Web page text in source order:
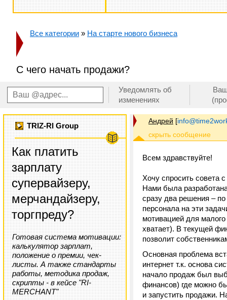
Все категории » На старте нового бизнеса
С чего начать продажи?
Уведомлять об
изменениях
TRIZ-RI Group
Как платить
зарплату
супервайзеру,
мерчандайзеру,
торгпреду?
Готовая система мотивации:
калькулятор зарплат,
положение о премии, чек-
листы. А также стандарты
работы, методика продаж,
скрипты - в кейсе "RI-
MERCHANT"
Андрей [
Всем здравствуйте!
Хочу спросить совета
Нами была
сразу два решения –
персонала на эти
мотивацией для
хватает). В текущей
позволит
Основная проблема
интернет т.к. основа
начало продаж был
финансов) где можно
и запустить продажи.